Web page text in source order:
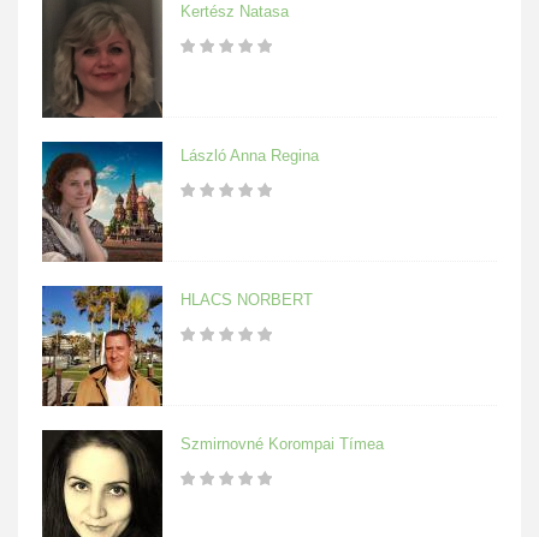
Kertész Natasa
László Anna Regina
HLACS NORBERT
Szmirnovné Korompai Tímea